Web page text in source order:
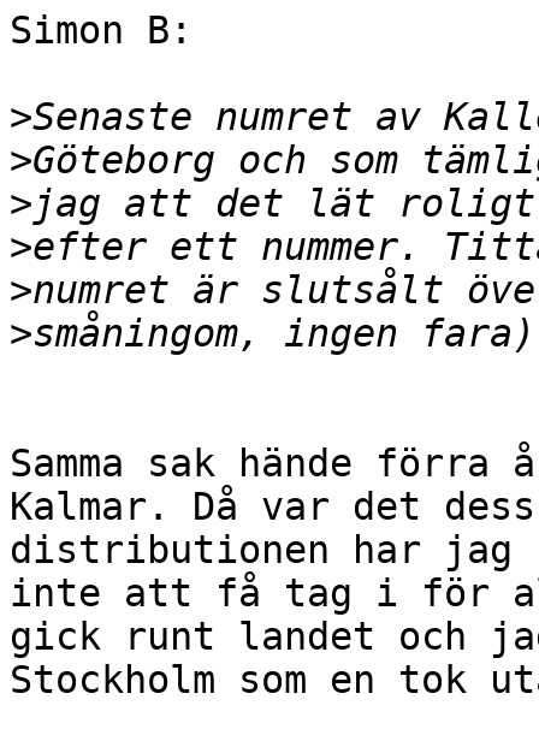
Simon B:
>
>
>
>
>
>
Samma sak hände
Kalmar. Då var det
distributionen har jag
inte att få tag i för
gick runt landet och
Stockholm som en tok